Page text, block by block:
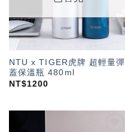
NTU x TIGER虎牌 超輕量彈
蓋保溫瓶 480ml
NT$1200